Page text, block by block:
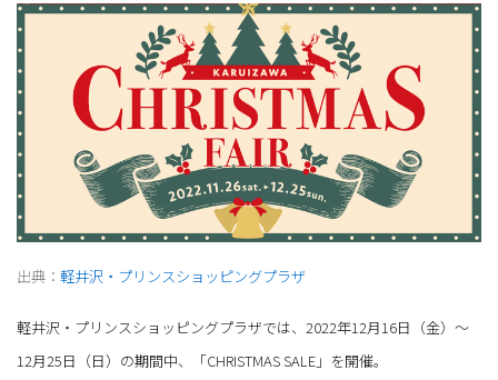
出典： 軽井沢・プリンスショッピングプラザ
軽井沢・プリンスショッピングプラザでは、2022年12月16日（金）～
12月25日（日）の期間中、「CHRISTMAS SALE」を開催。